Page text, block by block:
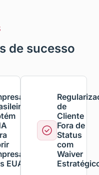
de sucesso
EUA
de
Cliente
Fora de
Status
com
Waiver